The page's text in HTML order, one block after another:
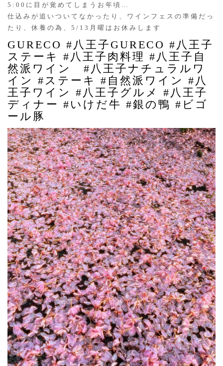
5:00に目が覚めてしまうお年頃…
仕込みが追いついてなかったり、ワインフェスの準備だっ
たり、休養の為、5/13月曜はお休みします
GURECO #八王子GURECO #八王子
ステーキ #八王子肉料理 #八王子自
然派ワイン #八王子ナチュラルワ
イン #ステーキ #自然派ワイン #八
王子ワイン #八王子グルメ #八王子
ディナー #いけだ牛 #銀の鴨 #ビゴ
ール豚